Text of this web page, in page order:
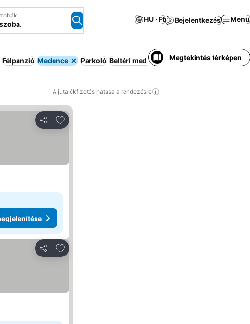
HU · Ft Bejelentkezés Menü
Félpanzió Medence Parkoló Beltéri medence Spa Étterem Szauna
Megtekintés térképen
A jutalékfizetés hatása a rendezésre
Megosztás
Hozzáadás a kedvencekhez
Megosztás
Hozzáadás a kedvencekhez